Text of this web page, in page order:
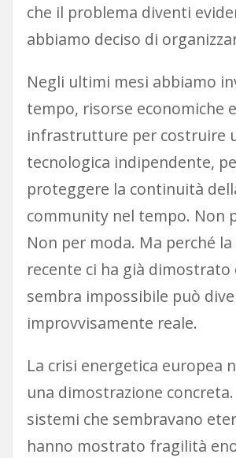
che il problema diventi
abbiamo deciso di
Negli ultimi mesi abbiamo
tempo, risorse economiche e
infrastrutture per costruire
tecnologica indipendente,
proteggere la continuità
community nel tempo. Non
Non per moda. Ma perché
recente ci ha già dimostrato
sembra impossibile può
improvvisamente reale.
La crisi energetica europea
una dimostrazione
sistemi che sembravano
hanno mostrato fragilità